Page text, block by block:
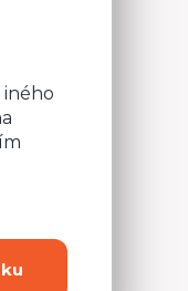
cm
iného